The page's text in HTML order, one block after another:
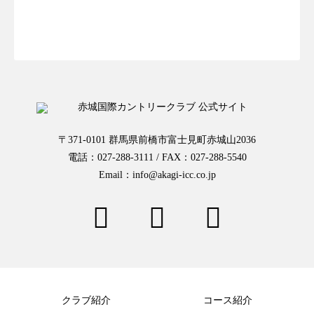
〒371-0101 群馬県前橋市富士見町赤城山2036
電話：027-288-3111 / FAX：027-288-5540
Email：info@akagi-icc.co.jp
クラブ紹介 コース紹介